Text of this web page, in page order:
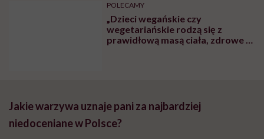
POLECAMY
„Dzieci wegańskie czy
wegetariańskie rodzą się z
prawidłową masą ciała, zdrowe i
Jakie warzywa uznaje pani za najbardziej
niedoceniane w Polsce?